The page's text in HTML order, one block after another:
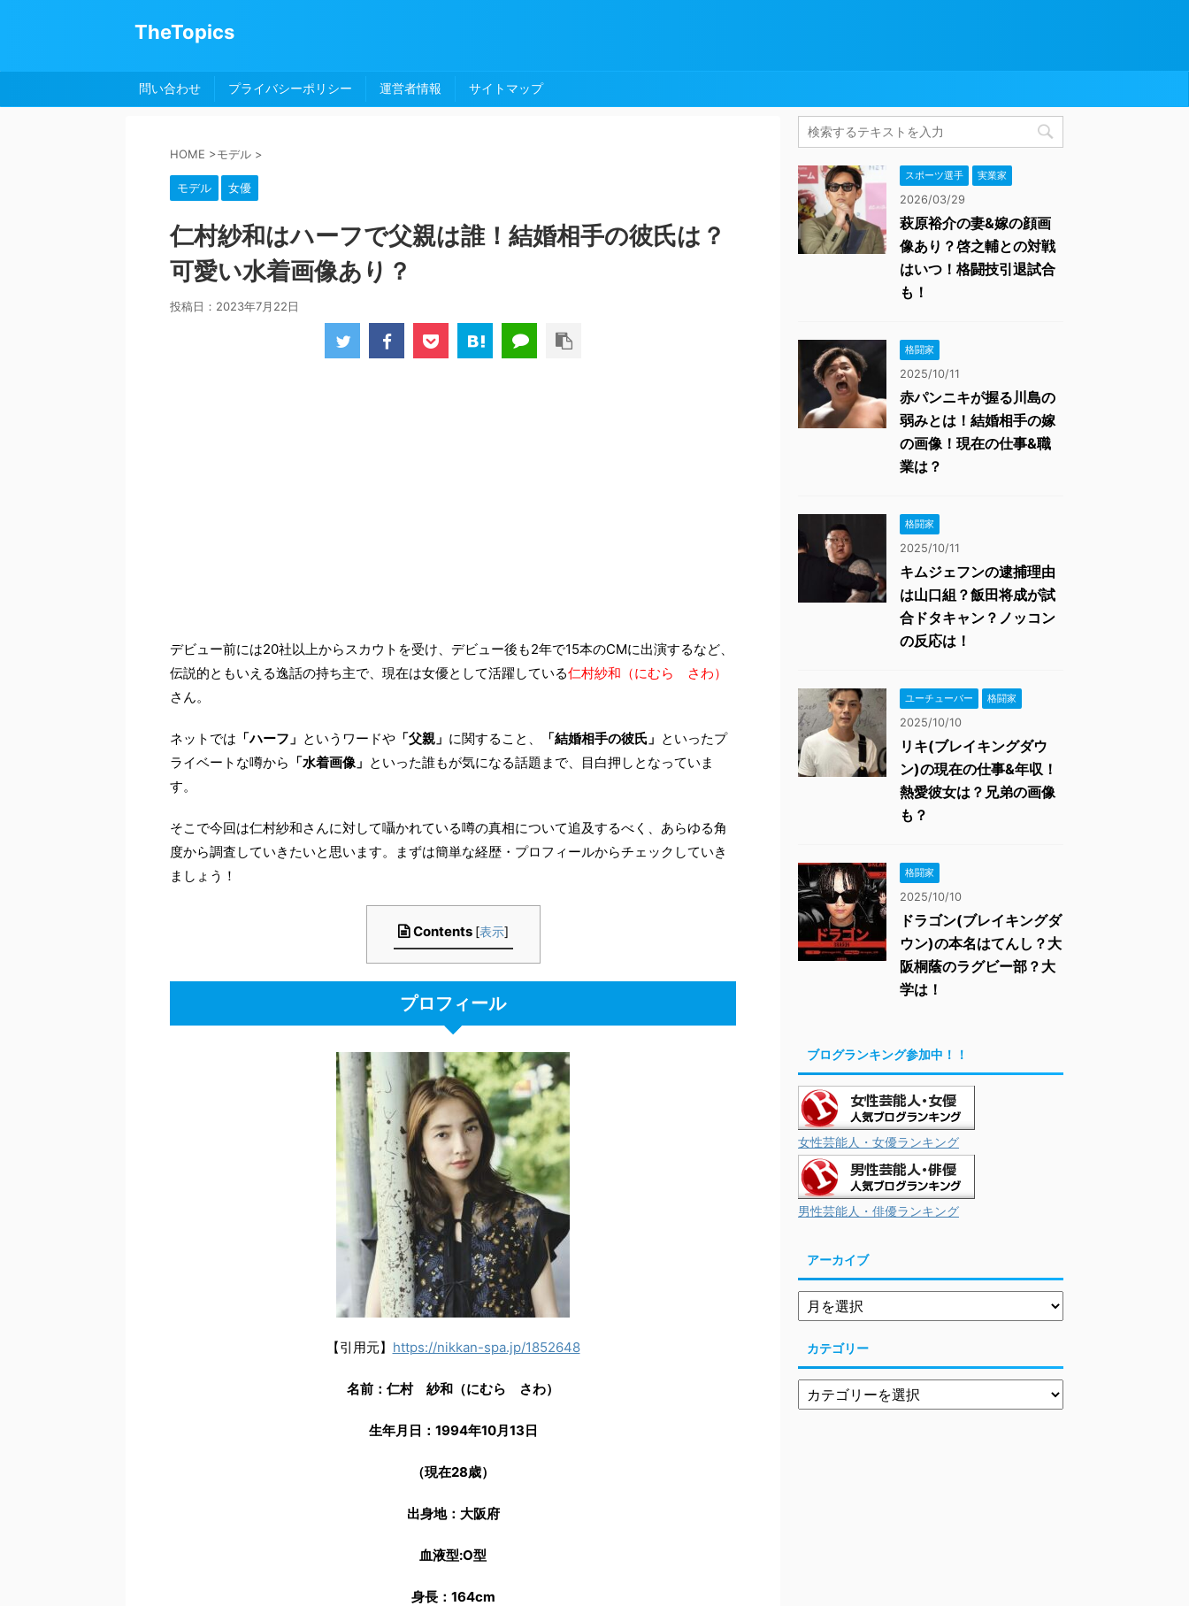
TheTopics
問い合わせ プライバシーポリシー 運営者情報 サイトマップ
HOME >モデル >
モデル 女優
仁村紗和はハーフで父親は誰！結婚相手の彼氏は？
可愛い水着画像あり？
投稿日： 2023年7月22日
デビュー前には20社以上からスカウトを受け、デビュー後も2年で15本のCMに出演するなど、
伝説的ともいえる逸話の持ち主で、現在は女優として活躍している仁村紗和（にむら さわ）
さん。
ネットでは 「ハーフ」 というワードや 「父親」 に関すること、 「結婚相手の彼氏」 といったプ
ライベートな噂から 「水着画像」 といった誰もが気になる話題まで、目白押しとなっていま
す。
そこで今回は仁村紗和さんに対して囁かれている噂の真相について追及するべく、あらゆる角
度から調査していきたいと思います。まずは簡単な経歴・プロフィールからチェックしていき
ましょう！
Contents [表示]
プロフィール
【引用元】 https://nikkan-spa.jp/1852648
名前：仁村 紗和（にむら さわ）
生年月日：1994年10月13日
（現在28歳）
出身地：大阪府
血液型:O型
身長：164cm
スポーツ選手 実業家
2026/03/29
萩原裕介の妻&嫁の顔画
像あり？啓之輔との対戦
はいつ！格闘技引退試合
も！
格闘家
2025/10/11
赤パンニキが握る川島の
弱みとは！結婚相手の嫁
の画像！現在の仕事&職
業は？
格闘家
2025/10/11
キムジェフンの逮捕理由
は山口組？飯田将成が試
合ドタキャン？ノッコン
の反応は！
ユーチューバー 格闘家
2025/10/10
リキ(ブレイキングダウ
ン)の現在の仕事&年収！
熱愛彼女は？兄弟の画像
も？
格闘家
2025/10/10
ドラゴン(ブレイキングダ
ウン)の本名はてんし？大
阪桐蔭のラグビー部？大
学は！
ブログランキング参加中！！
女性芸能人・女優ランキング
男性芸能人・俳優ランキング
アーカイブ
カテゴリー